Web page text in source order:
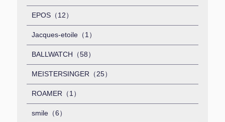
EPOS（12）
Jacques-etoile（1）
BALLWATCH（58）
MEISTERSINGER（25）
ROAMER（1）
smile（6）